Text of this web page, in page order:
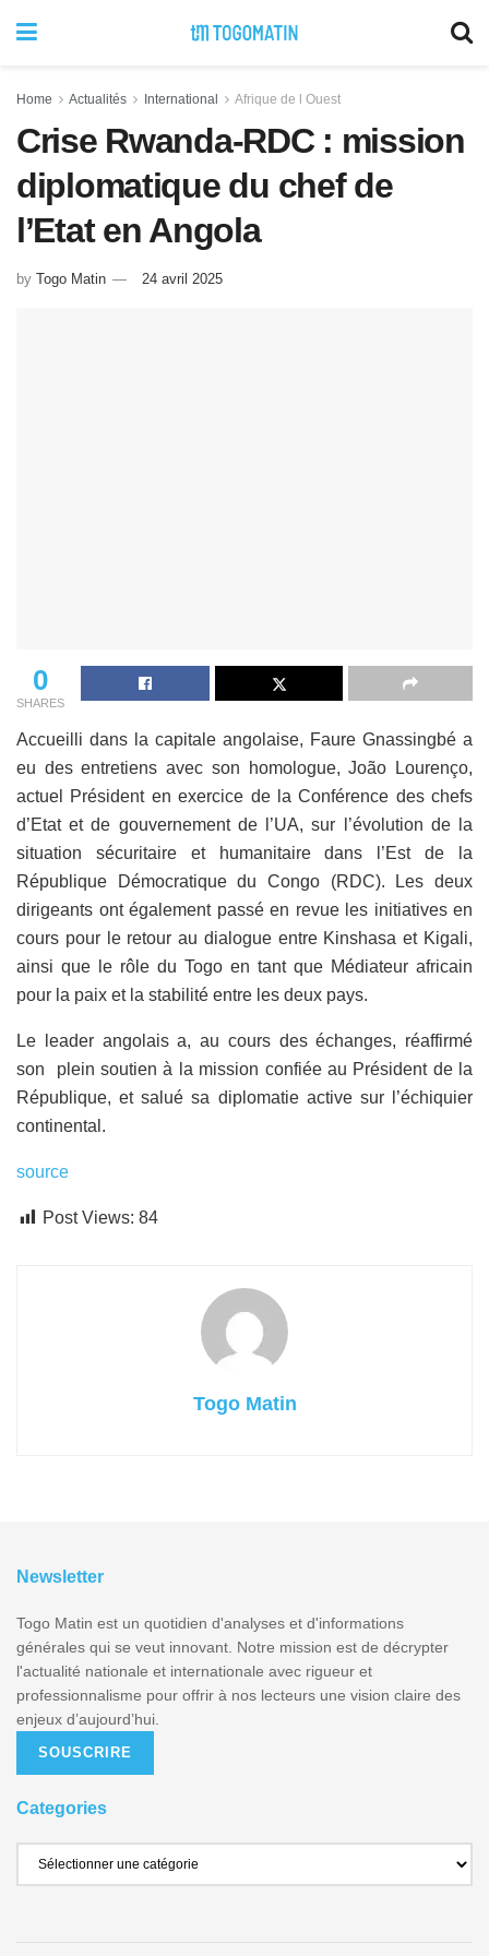
Home Actualités International Afrique de l Ouest
Crise Rwanda-RDC : mission
diplomatique du chef de
l’Etat en Angola
by Togo Matin 24 avril 2025
0
SHARES
Accueilli dans la capitale angolaise, Faure Gnassingbé a
eu des entretiens avec son homologue, João Lourenço,
actuel Président en exercice de la Conférence des chefs
d’Etat et de gouvernement de l’UA, sur l’évolution de la
situation sécuritaire et humanitaire dans l’Est de la
République Démocratique du Congo (RDC). Les deux
dirigeants ont également passé en revue les initiatives en
cours pour le retour au dialogue entre Kinshasa et Kigali,
ainsi que le rôle du Togo en tant que Médiateur africain
pour la paix et la stabilité entre les deux pays.
Le leader angolais a, au cours des échanges, réaffirmé
son plein soutien à la mission confiée au Président de la
République, et salué sa diplomatie active sur l’échiquier
continental.
source
Post Views: 84
Togo Matin
Newsletter
Togo Matin est un quotidien d'analyses et d'informations
générales qui se veut innovant. Notre mission est de décrypter
l'actualité nationale et internationale avec rigueur et
professionnalisme pour offrir à nos lecteurs une vision claire des
enjeux d’aujourd’hui.
SOUSCRIRE
Categories